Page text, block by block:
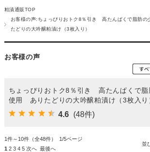
粕漬通販TOP
お客様の声:ちょっぴりおトク8％引き 高たんぱくで脂肪
たどりの大吟醸粕漬け（3枚入り）
お客様の声
ちょっぴりおトク8％引き 高たんぱくで脂
使用 ありたどりの大吟醸粕漬け（3枚入り
4.6 (48件)
1件～10件（全48件） 1/5ページ
1 2 3 4 5 次へ 最後へ
並